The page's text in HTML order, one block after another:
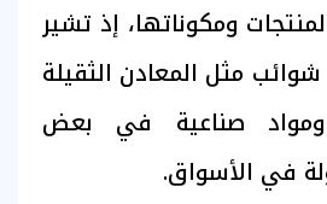
ومكوناتها، إذ تشير
مثل المعادن الثقيلة
ومواد صناعية في بعض
في الأسواق.